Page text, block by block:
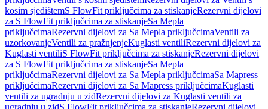
kosim sjedištemS FlowFit priključcima za stiskanjeRezervni dijelovi
za S FlowFit priključcima za stiskanjeSa Mepla
priključcimaRezervni dijelovi za Sa Mepla priključcimaVentili za
uzorkovanjeVentili za pražnjenjeKuglasti ventiliRezervni dijelovi za
Kuglasti ventiliS FlowFit priključcima za stiskanjeRezervni dijelovi
za S FlowFit priključcima za stiskanjeSa Mepla
priključcimaRezervni dijelovi za Sa Mepla priključcimaSa Mapress
priključcimaRezervni dijelovi za Sa Mapress priključcimaKuglasti
ventili za ugradnju u zidRezervni dijelovi za Kuglasti ventili za
ugradnju u zidS FlowFit priključcima za stiskanjeRezervni dijelovi